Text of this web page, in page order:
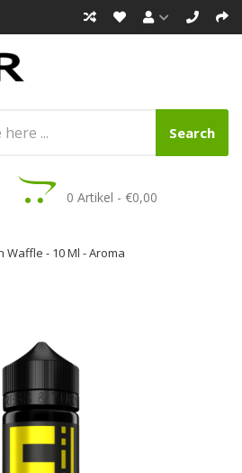
Search
0 Artikel - €0,00
Waffle - 10 Ml - Aroma